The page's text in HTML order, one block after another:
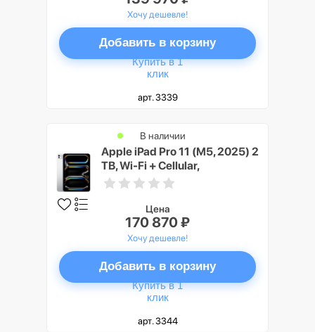
Хочу дешевле!
Добавить в корзину
Купить в 1
клик
арт. 3339
Apple iPad Pro 11 (M5, 2025) 2
TB, Wi-Fi + Cellular,
Серебристый (Silver)
В наличии
Цена
170 870 ₽
Хочу дешевле!
Добавить в корзину
Купить в 1
клик
арт. 3344